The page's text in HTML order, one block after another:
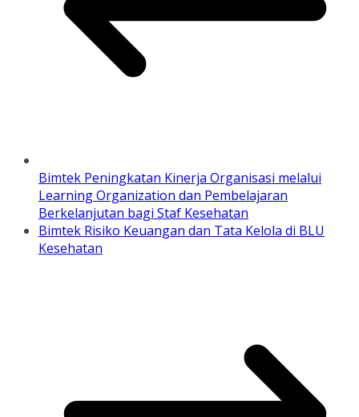
Bimtek Peningkatan Kinerja Organisasi melalui
Learning Organization dan Pembelajaran
Berkelanjutan bagi Staf Kesehatan
Bimtek Risiko Keuangan dan Tata Kelola di BLU
Kesehatan